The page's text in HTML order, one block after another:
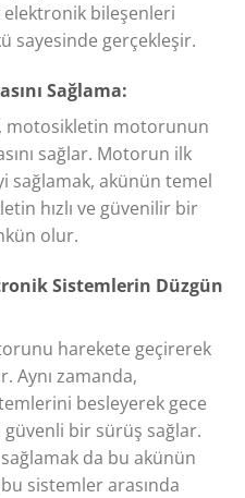
bileşenleri
sayesinde gerçekleşir.
Sağlama:
motosikletin motorunun
sağlar. Motorun ilk
sağlamak, akünün temel
hızlı ve güvenilir bir
olur.
Sistemlerin Düzgün
harekete geçirerek
Aynı zamanda,
besleyerek gece
güvenli bir sürüş sağlar.
da bu akünün
sistemler arasında